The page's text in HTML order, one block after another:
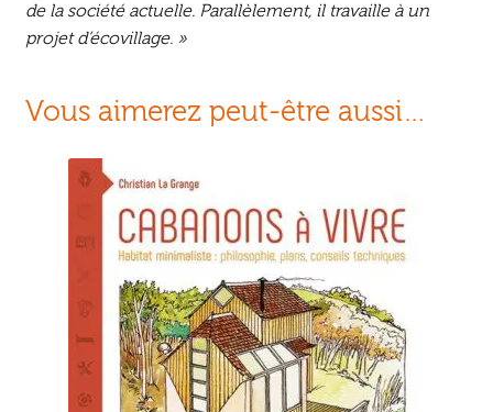
de la société actuelle. Parallèlement, il travaille à un
projet d’écovillage. »
Vous aimerez peut-être aussi…